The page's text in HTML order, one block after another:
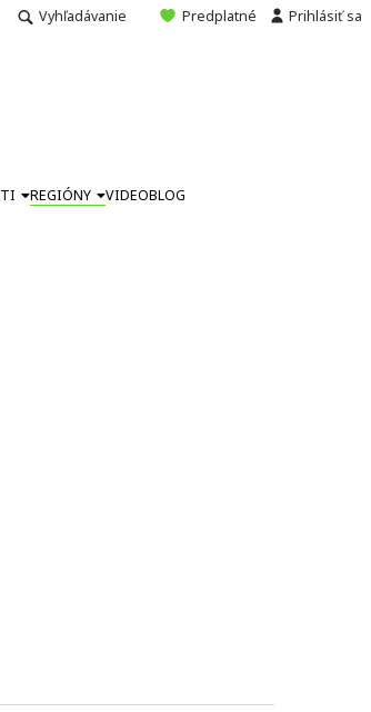
Vyhľadávanie Predplatné Prihlásiť sa
REGIÓNY VIDEOBLOG